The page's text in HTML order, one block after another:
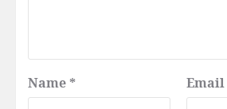
Name * Email